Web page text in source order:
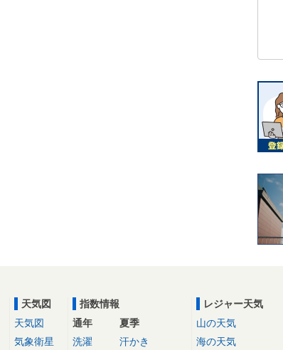
天気図
天気図
気象衛星
指数情報
通年
洗濯
夏季
汗かき
レジャー天気
山の天気
海の天気